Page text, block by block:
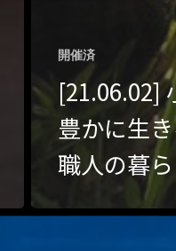
開催済
[21.06.02]
豊かに生
職人の暮
アート／文
クラフト
コミュニテ
ビジネス／
医療／健康
アクセス
お問い合わ
About Hyper
E:
F: